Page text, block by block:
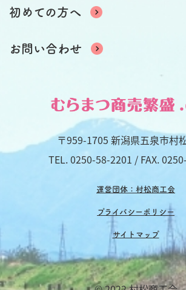
〒959-1705 新潟県五泉市村
TEL.0250-58-2201 / FAX.
運営団体：村松商工会
プライバシーポリシー
サイトマップ
初めての方へ
お問い合わせ